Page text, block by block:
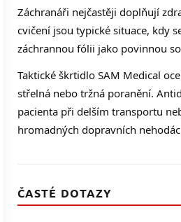
Záchranáři nejčastěji doplňují
cvičení jsou typické situace, kdy
záchrannou fólii jako povinnou
Taktické škrtidlo SAM Medical
střelná nebo tržná poranění.
pacienta při delším transportu
hromadných dopravních
ČASTÉ DOTAZY